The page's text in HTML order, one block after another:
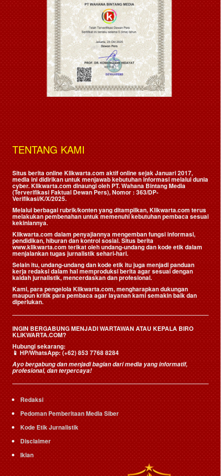
TENTANG KAMI
Situs berita online Klikwarta.com aktif online sejak Januari 2017,
media ini didirikan untuk menjawab kebutuhan informasi melalui dunia
cyber. Klikwarta.com dinaungi oleh PT. Wahana Bintang Media
(Terverifikasi Faktual Dewan Pers), Nomor : 363/DP-
Verifikasi/K/X/2025.
Melalui berbagai rubrik/konten yang ditampilkan, Klikwarta.com terus
melakukan pembenahan untuk memenuhi kebutuhan pembaca sesuai
kekiniannya.
Klikwarta.com dalam penyajiannya mengemban fungsi informasi,
pendidikan, hiburan dan kontrol sosial. Situs berita
www.klikwarta.com terikat oleh undang-undang dan kode etik dalam
menjalankan tugas jurnalistik sehari-hari.
Selain itu, undang-undang dan kode etik itu juga menjadi panduan
kerja redaksi dalam hal memproduksi berita agar sesuai dengan
kaidah jurnalistik, mencerdaskan dan profesional.
Kami, para pengelola Klikwarta.com, mengharapkan dukungan
maupun kritik para pembaca agar layanan kami semakin baik dan
diperlukan.
INGIN BERGABUNG MENJADI WARTAWAN ATAU KEPALA BIRO
KLIKWARTA.COM?
Hubungi sekarang:
📱HP/WhatsApp:(+62) 853 7768 8284
Ayo bergabung dan menjadi bagian dari media yang informatif,
profesional, dan terpercaya!
Redaksi
Pedoman Pemberitaan Media Siber
Kode Etik Jurnalistik
Disclaimer
Iklan